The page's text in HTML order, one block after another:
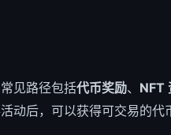
见路径包括代币奖励、 NFT
动后，可以获得可交易的代